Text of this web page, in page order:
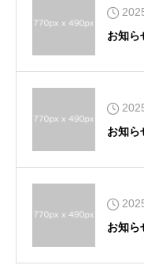
お知ら
お知ら
お知ら